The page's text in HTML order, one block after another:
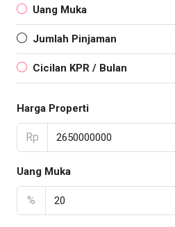
Uang Muka
Jumlah Pinjaman
Cicilan KPR / Bulan
Harga Properti
Rp
Uang Muka
%